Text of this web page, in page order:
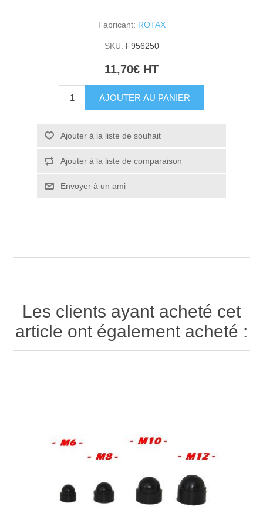
Fabricant: ROTAX
SKU: F956250
11,70€ HT
AJOUTER AU PANIER
Ajouter à la liste de souhait
Ajouter à la liste de comparaison
Envoyer à un ami
Les clients ayant acheté cet
article ont également acheté :